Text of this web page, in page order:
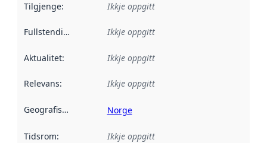
Tilgjenge: Ikkje oppgitt
Fullstendigheit Ikkje oppgitt
Aktualitet: Ikkje oppgitt
Relevans: Ikkje oppgitt
Geografisk område Norge
Tidsrom: Ikkje oppgitt